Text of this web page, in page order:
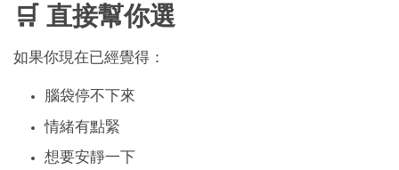
🛒 直接幫你選
如果你現在已經覺得：
腦袋停不下來
情緒有點緊
想要安靜一下